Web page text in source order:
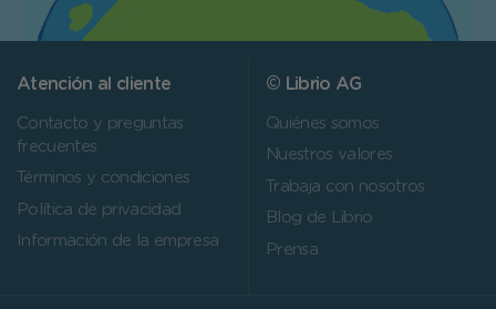
Atención al cliente
Contacto y preguntas
frecuentes
Términos y condiciones
Política de privacidad
Información de la empresa
© Librio AG
Quiénes somos
Nuestros valores
Trabaja con nosotros
Blog de Librio
Prensa